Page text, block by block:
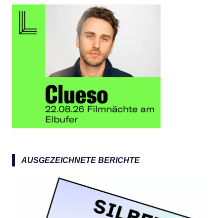
e
AUSGEZEICHNETE BERICHTE